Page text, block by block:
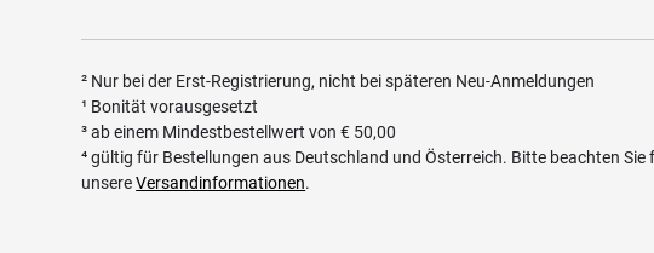
² Nur bei der Erst-Registrierung, nicht bei späteren Neu-Anmeldungen
¹ Bonität vorausgesetzt
³ ab einem Mindestbestellwert von€ 50,00
⁴ gültig für Bestellungen aus Deutschland und Österreich. Bitte beachten Sie
unsereVersandinformationen.